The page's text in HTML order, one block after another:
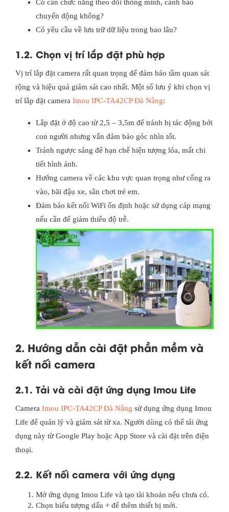
Có cần chức năng theo dõi thông minh, cảnh báo
chuyển động không?
Có yêu cầu về lưu trữ dữ liệu trong bao lâu?
1.2. Chọn vị trí lắp đặt phù hợp
Vị trí lắp đặt camera rất quan trọng để đảm bảo tầm quan sát
rộng và hiệu quả giám sát cao nhất. Một số lưu ý khi chọn vị
trí lắp đặt camera Imou IPC-TA42CP Đà Nẵng:
Lắp đặt ở độ cao từ 2,5 – 3,5m để tránh bị tác động bởi
con người nhưng vẫn đảm bảo góc nhìn tốt.
Tránh ngược sáng để hạn chế hiện tượng lóa, mất chi
tiết hình ảnh.
Hướng camera về các khu vực quan trọng như cổng ra
vào, bãi đậu xe, sân chơi trẻ em.
Đảm bảo kết nối WiFi ổn định hoặc sử dụng cáp mạng
nếu cần để giảm thiểu độ trễ.
2. Hướng dẫn cài đặt phần mềm và
kết nối camera
2.1. Tải và cài đặt ứng dụng Imou Life
Camera Imou IPC-TA42CP Đà Nẵng sử dụng ứng dụng Imou
Life để quản lý và giám sát từ xa. Người dùng có thể tải ứng
dụng này từ Google Play hoặc App Store và cài đặt trên điện
thoại.
2.2. Kết nối camera với ứng dụng
Mở ứng dụng Imou Life và tạo tài khoản nếu chưa có.
Chọn biểu tượng dấu + để thêm thiết bị mới.